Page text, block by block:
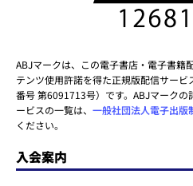
ABJマークは、この電子書店・電子書籍
テンツ使用許諾を得た正規版配信サー
番号 第6091713号）です。ABJマーク
ービスの一覧は、 一般社団法人電子出版
ください。
入会案内